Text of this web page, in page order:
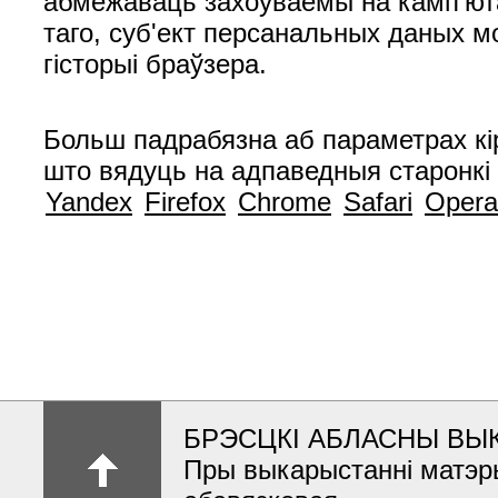
таго, суб'ект персанальных даных
гісторыі браўзера.
Больш падрабязна аб параметрах
што вядуць на адпаведныя
Yandex Firefox Chrome Safari Opera
БРЭСЦКІ АБЛАСНЫ
Пры выкарыстанні